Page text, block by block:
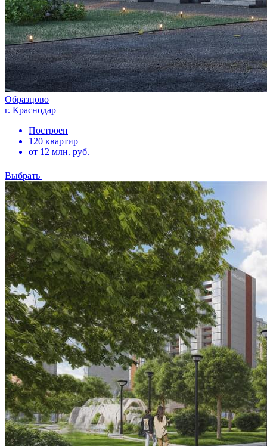
Образцово
г. Краснодар
Построен
120 квартир
от 12 млн. руб.
Выбрать